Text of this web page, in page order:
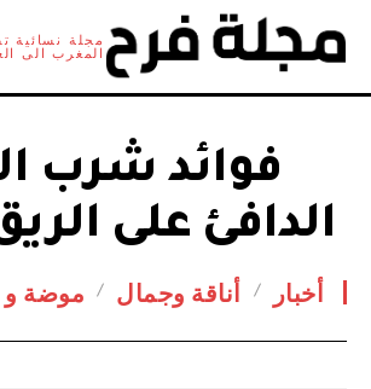
مجلة نسائية
المغرب الى
فوائد شرب
الدافئ على
أخبار أناقة وجمال موضة و